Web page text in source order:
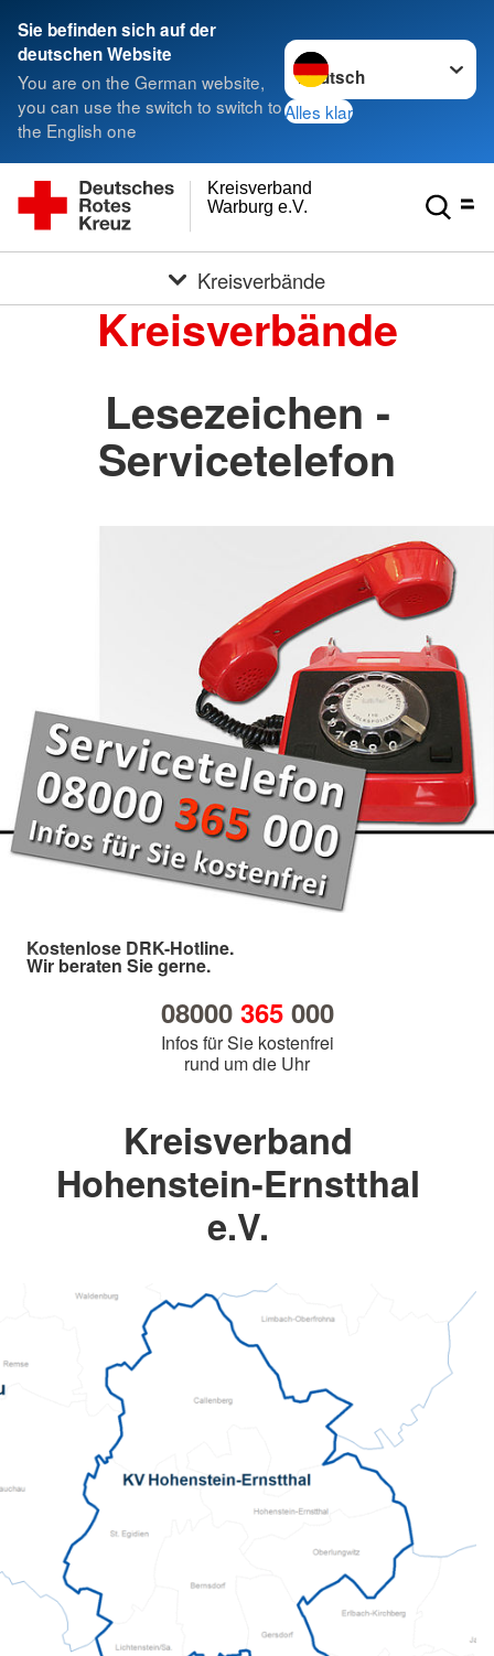
Sie befinden sich auf der
deutschen Website
You are on the German website,
you can use the switch to switch to
the English one
Sprache wechseln zu
Alles klar
Warburg e.V.
Kreisverband
Kreisverbände
Kreisverbände
Lesezeichen -
Servicetelefon
Kostenlose DRK-Hotline.
Wir beraten Sie gerne.
08000 365000
Infos für Sie kostenfrei
rund um die Uhr
Kreisverband
Hohenstein-Ernstthal
e.V.